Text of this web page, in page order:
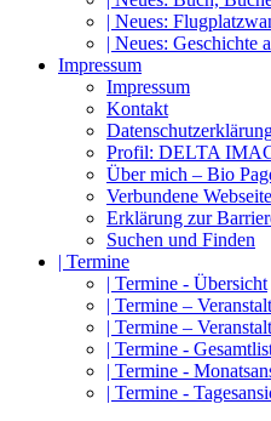
| Neues:
| Neues: Geschichte
Impressum
Impressum
Kontakt
Profil: DELTA
Über mich – Bio
Verbundene
Erklärung zur
Suchen und Finden
| Termine
| Termine - Übersicht
| Termine –
| Termine –
| Termine -
| Termine -
| Termine -